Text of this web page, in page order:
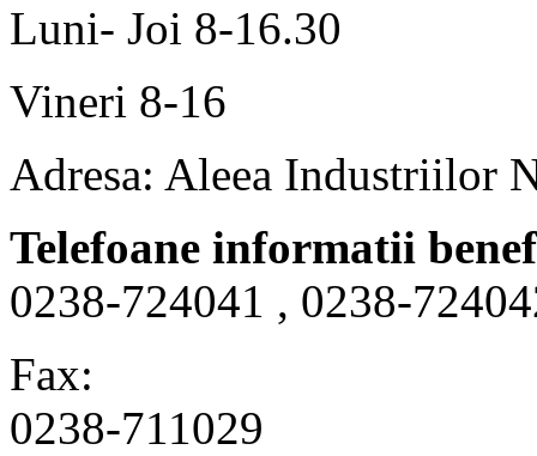
Luni- Joi 8-16.30
Vineri 8-16
Adresa: Aleea Industriilor
Telefoane informatii
0238-724041 , 0238-
Fax:
0238-711029